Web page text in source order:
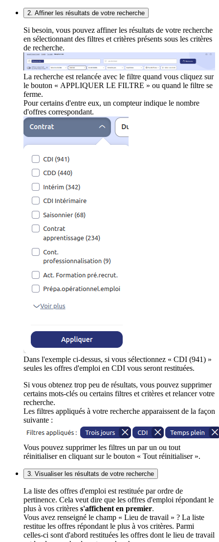
2. Affiner les résultats de votre recherche
Si besoin, vous pouvez affiner les résultats de votre recherche
en sélectionnant des filtres et critères présents sous les critères
de recherche.
La recherche est relancée avec le filtre quand vous cliquez sur
le bouton « APPLIQUER LE FILTRE » ou quand le filtre se
ferme.
Pour certains d'entre eux, un compteur indique le nombre
d'offres correspondant.
Dans l'exemple ci-dessus, si vous sélectionnez « CDI (941) »
seules les offres d'emploi en CDI vous seront restituées.
Si vous obtenez trop peu de résultats, vous pouvez supprimer
certains mots-clés ou certains filtres et critères et relancer votre
recherche.
Les filtres appliqués à votre recherche apparaissent de la façon
suivante :
Vous pouvez supprimer les filtres un par un ou tout
réinitialiser en cliquant sur le bouton « Tout réinitialiser ».
3. Visualiser les résultats de votre recherche
La liste des offres d'emploi est restituée par ordre de
pertinence. Cela veut dire que les offres d'emploi répondant le
plus à vos critères s'affichent en premier.
Vous avez renseigné le champ « Lieu de travail » ? La liste
restitue les offres répondant le plus à vos critères. Parmi
celles-ci sont d'abord restituées les offres dont le lieu de travail